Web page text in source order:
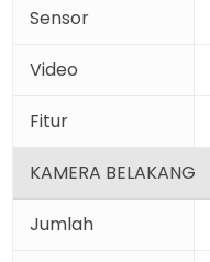
Sensor
Video
Fitur
KAMERA BELAKANG
Jumlah